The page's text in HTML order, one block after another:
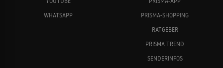
WHATSAPP
PRISMA-SHOPPING
RATGEBER
PRISMA TREND
SENDERINFOS